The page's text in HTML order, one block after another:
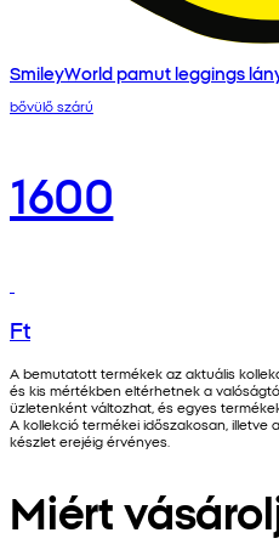
SmileyWorld pamut leggings
bővülő szárú
1600
Ft
A bemutatott termékek az aktuális
és kis mértékben eltérhetnek a
üzletenként változhat, és egyes
A kollekció termékei időszakosan, illetve
készlet erejéig érvényes.
Miért